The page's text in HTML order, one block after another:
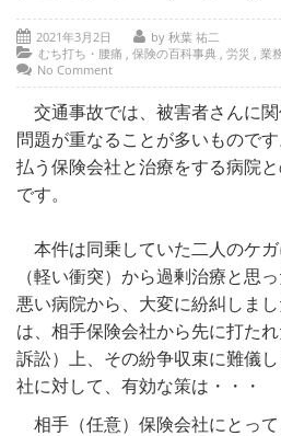
2021年3月2日
by 秋葉 祐二
むち打ち・腰痛 , 保険の百科事典 , 労災 , 業
No Comment
交通事故では、被害者さんに
問題が重なることが多いもので
払う保険会社と治療をする病院
です。
本件は同乗していた二人のケ
（軽い衝突）から過剰治療と思
悪い病院から、大変に紛糾しま
は、相手保険会社から先に打た
訴訟）上、その紛争収束に難儀
社に対して、有効な策は・・・
相手（任意）保険会社にとっ